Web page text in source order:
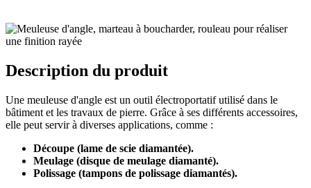
Description du produit
Une meuleuse d'angle est un outil électroportatif utilisé dans le
bâtiment et les travaux de pierre. Grâce à ses différents accessoires,
elle peut servir à diverses applications, comme :
Découpe (lame de scie diamantée).
Meulage (disque de meulage diamanté).
Polissage (tampons de polissage diamantés).